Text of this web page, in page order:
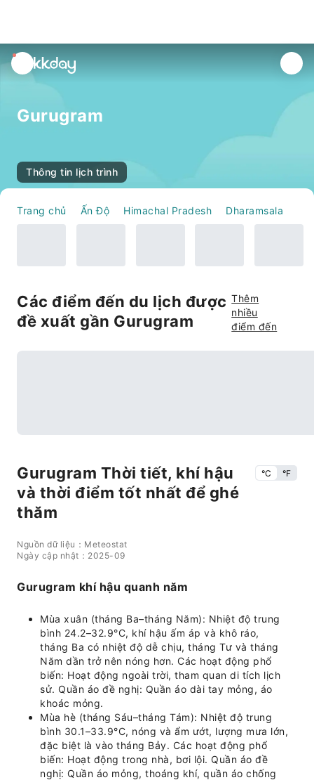
unread
notifications
Gurugram
Thông tin lịch trình
Trang chủ Ấn Độ Himachal Pradesh Dharamsala
Các điểm đến du lịch được
đề xuất gần Gurugram
Thêm
nhiều
điểm đến
Gurugram Thời tiết, khí hậu
và thời điểm tốt nhất để ghé
thăm
°C °F
Nguồn dữ liệu：Meteostat
Ngày cập nhật：2025-09
Gurugram khí hậu quanh năm
Mùa xuân (tháng Ba–tháng Năm): Nhiệt độ trung
bình 24.2–32.9°C, khí hậu ấm áp và khô ráo,
tháng Ba có nhiệt độ dễ chịu, tháng Tư và tháng
Năm dần trở nên nóng hơn. Các hoạt động phổ
biến: Hoạt động ngoài trời, tham quan di tích lịch
sử. Quần áo đề nghị: Quần áo dài tay mỏng, áo
khoác mỏng.
Mùa hè (tháng Sáu–tháng Tám): Nhiệt độ trung
bình 30.1–33.9°C, nóng và ẩm ướt, lượng mưa lớn,
đặc biệt là vào tháng Bảy. Các hoạt động phổ
biến: Hoạt động trong nhà, bơi lội. Quần áo đề
nghị: Quần áo mỏng, thoáng khí, quần áo chống